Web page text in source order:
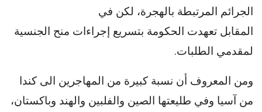
الجرائم المرتبطة بالهجرة، لكن في
المقابل تعهدت الحكومة بتسريع إجراءات منح الجنسية
لمقدمي الطلبات.
ومن المعروف أن نسبة كبيرة من المهاجرين الى كندا
من آسيا وفي طليعتها الصين والفلبين والهند وباكستان،